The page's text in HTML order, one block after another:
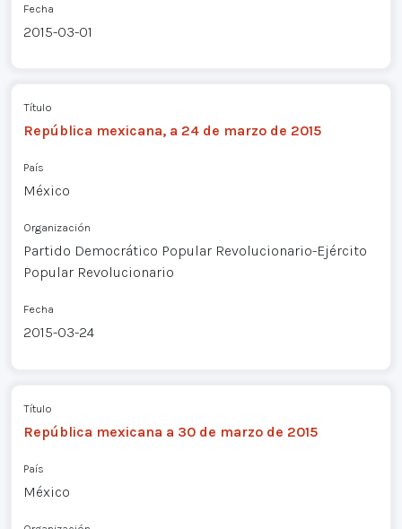
Fecha
2015-03-01
Título
República mexicana, a 24 de marzo de 2015
País
México
Organización
Partido Democrático Popular Revolucionario-Ejército
Popular Revolucionario
Fecha
2015-03-24
Título
República mexicana a 30 de marzo de 2015
País
México